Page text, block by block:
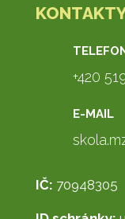
+420
E-MAIL
IČ: 70948305